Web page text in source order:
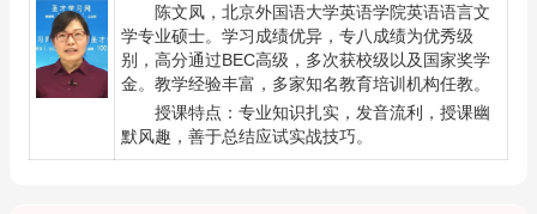
陈文凤 ，北京外国语大学英语学院英语语言文
学专业硕士。学习成绩优异，专八成绩为优秀级
别，高分通过BEC高级，多次获校级以及国家奖学
金。教学经验丰富，多家知名教育培训机构任教。
授课特点：专业知识扎实，发音流利，授课幽
默风趣，善于总结应试实战技巧。